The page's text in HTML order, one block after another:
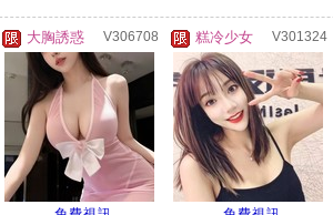
大胸誘惑 V306708 糕冷少女 V301324